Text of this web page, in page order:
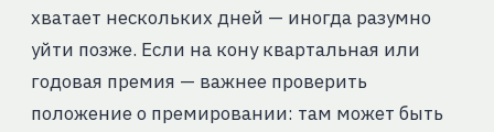
хватает нескольких дней — иногда разумно
уйти позже. Если на кону квартальная или
годовая премия — важнее проверить
положение о премировании: там может быть